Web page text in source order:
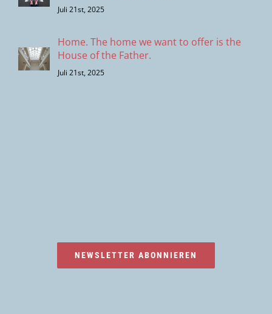
Juli 21st, 2025
Home. The home we want to offer is the
House of the Father.
Juli 21st, 2025
NEWSLETTER ABONNIEREN